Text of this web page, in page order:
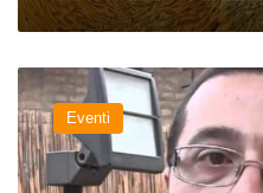
Intervista
a
Gianni
Tacchini
del
Eventi